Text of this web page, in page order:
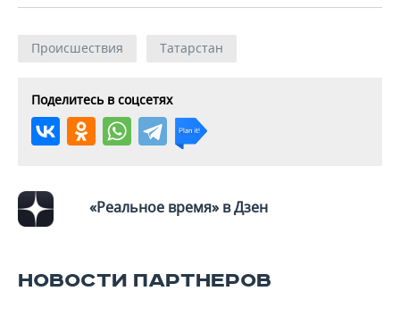
ВОДНЫЕ ВИДЫ СПОРТА
ХОККЕЙ С МЯЧОМ
ОБРАЗОВАНИЕ
ПРОИСШЕСТВИЯ
Происшествия Татарстан
Поделитесь в соцсетях
«Реальное время» в Дзен
НОВОСТИ ПАРТНЕРОВ